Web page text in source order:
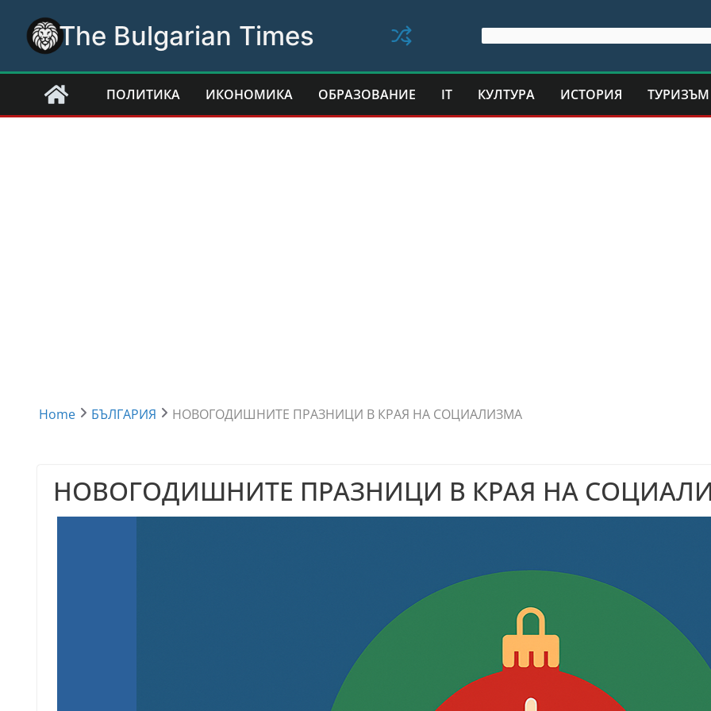
content
The Bulgarian Times
ПОЛИТИКА ИКОНОМИКА ОБРАЗОВАНИЕ IT КУЛТУРА ИСТОРИЯ ТУРИЗЪМ
Home БЪЛГАРИЯ НОВОГОДИШНИТЕ ПРАЗНИЦИ В КРАЯ НА СОЦИАЛИЗМА
НОВОГОДИШНИТЕ ПРАЗНИЦИ В КРАЯ НА